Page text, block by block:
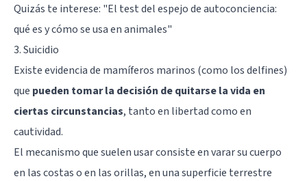
Quizás te interese: "El test del espejo de autoconciencia:
qué es y cómo se usa en animales"
3. Suicidio
Existe evidencia de mamíferos marinos (como los delfines)
que pueden tomar la decisión de quitarse la vida en
ciertas circunstancias, tanto en libertad como en
cautividad.
El mecanismo que suelen usar consiste en varar su cuerpo
en las costas o en las orillas, en una superficie terrestre